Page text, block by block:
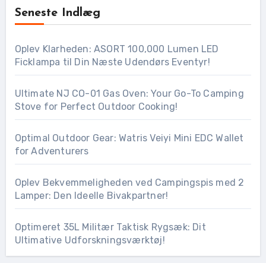
Seneste Indlæg
Oplev Klarheden: ASORT 100,000 Lumen LED
Ficklampa til Din Næste Udendørs Eventyr!
Ultimate NJ CO-01 Gas Oven: Your Go-To Camping
Stove for Perfect Outdoor Cooking!
Optimal Outdoor Gear: Watris Veiyi Mini EDC Wallet
for Adventurers
Oplev Bekvemmeligheden ved Campingspis med 2
Lamper: Den Ideelle Bivakpartner!
Optimeret 35L Militær Taktisk Rygsæk: Dit
Ultimative Udforskningsværktøj!